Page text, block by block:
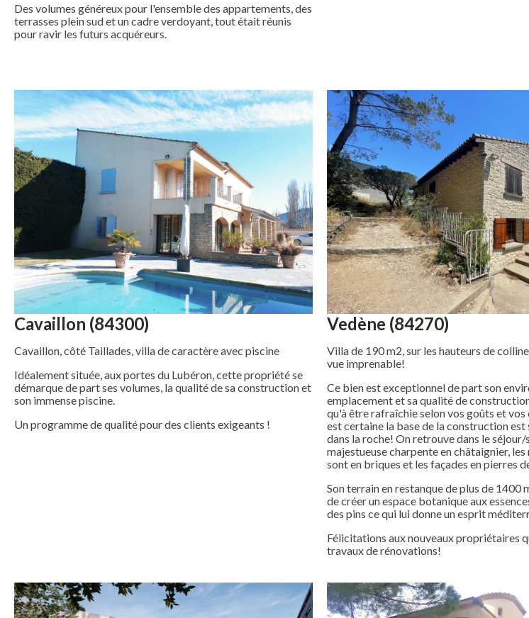
Des volumes généreux pour l'ensemble des appartements, des
terrasses plein sud et un cadre verdoyant, tout était réunis
pour ravir les futurs acquéreurs.
Cavaillon (84300)
Cavaillon, côté Taillades, villa de caractère avec piscine
Idéalement située, aux portes du Lubéron, cette propriété se
démarque de part ses volumes, la qualité de sa construction et
son immense piscine.
Un programme de qualité pour des clients exigeants !
Vedène (84270)
Villa de 190 m2, sur les hauteurs de
vue imprenable!
Ce bien est exceptionnel de part son
emplacement et sa qualité de
qu'à être rafraîchie selon vos goûts et vos
est certaine la base de la construction est
dans la roche! On retrouve dans le séjour/
majestueuse charpente en châtaignier,
sont en briques et les façades en pierres
Son terrain en restanque de plus de 1400
de créer un espace botanique aux
des pins ce qui lui donne un esprit
Félicitations aux nouveaux propriétaires
travaux de rénovations!